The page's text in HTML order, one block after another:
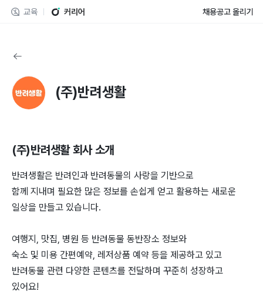
교육 커리어 채용공고 올리기
(주)반려생활
(주)반려생활회사 소개
반려생활은 반려인과 반려동물의 사랑을 기반으로
함께 지내며 필요한 많은 정보를 손쉽게 얻고 활용하는 새로운
일상을 만들고 있습니다.
여행지, 맛집, 병원 등 반려동물 동반장소 정보와
숙소 및 미용 간편예약, 레저상품 예약 등을 제공하고 있고
반려동물 관련 다양한 콘텐츠를 전달하며 꾸준히 성장하고
있어요!